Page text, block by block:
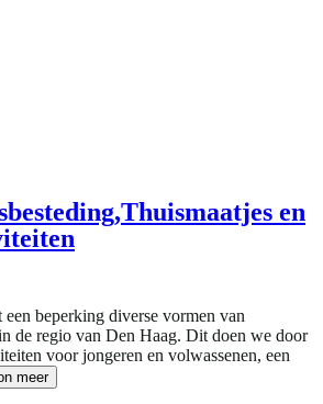
en
beperking diverse vormen van
de regio van Den Haag. Dit doen we door
voor jongeren en volwassenen, een
meer